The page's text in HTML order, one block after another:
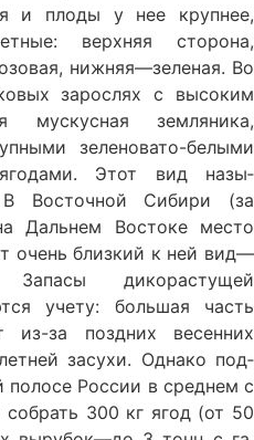
и плоды у нее крупнее,
верхняя сторона,
нижняя—зеленая. Во
зарос­лях с высоким
мускусная земляника,
зеленовато-белыми
ягодами. Этот вид назы­
Восточной Сибири (за
Дальнем Востоке место
очень близкий к ней вид—
Запасы дикорастущей
учету: большая часть
из-за поздних весенних
засухи. Однако под­
полосе России в среднем с
300 кг ягод (от 50